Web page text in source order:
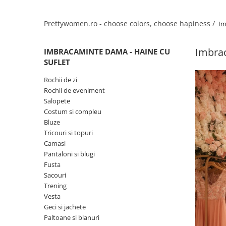
Prettywomen.ro - choose colors, choose hapiness /
IMBRACAMINTE DAMA - HAINE CU
SUFLET
Rochii de zi
Rochii de eveniment
Salopete
Costum si compleu
Bluze
Tricouri si topuri
Camasi
Pantaloni si blugi
Fusta
Sacouri
Trening
Vesta
Geci si jachete
Paltoane si blanuri